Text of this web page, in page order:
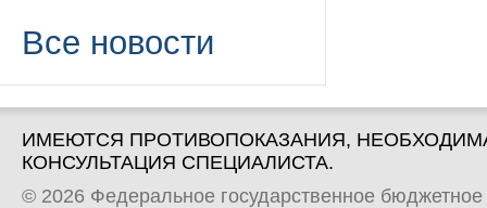
Все новости
ИМЕЮТСЯ ПРОТИВОПОКАЗАНИЯ,
КОНСУЛЬТАЦИЯ СПЕЦИАЛИСТА.
© 2026 Федеральное государственное